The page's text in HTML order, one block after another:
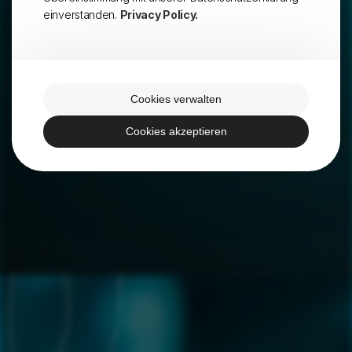
einverstanden. Privacy Policy.
Cookies verwalten
Cookies akzeptieren